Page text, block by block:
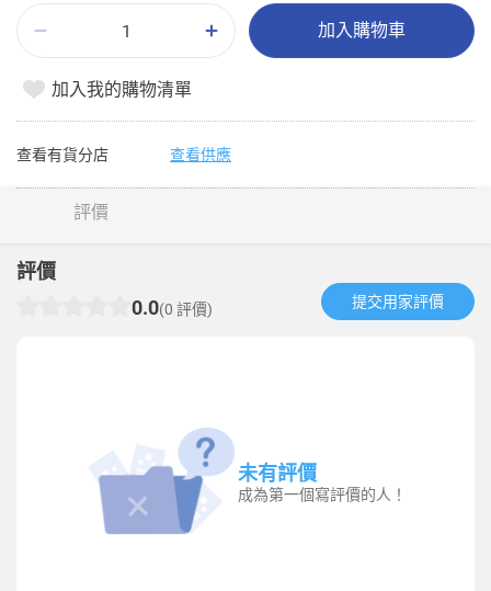
加入購物車
加入我的購物清單
查看有貨分店 查看供應
評價
評價
0.0(0 評價) 提交用家評價​
未有評價
成為第一個寫評價的人！